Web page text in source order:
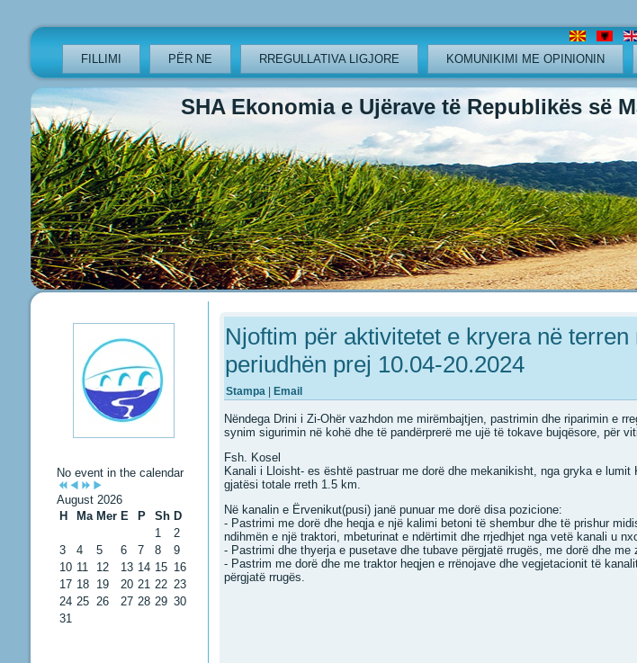
FILLIMI PËR NE RREGULLATIVA LIGJORE KOMUNIKIMI ME OPINIONIN
SHA Ekonomia e Ujërave të Republikës së
No event in the calendar
August 2026
H
Ma Mer E P Sh D
1
2
3
4 5 6 7 8
9
10 11 12 13 14 15 16
17 18 19 20 21 22 23
24 25 26 27 28 29 30
31
Njoftim për aktivitetet e kryera në
periudhën prej 10.04-20.2024
Stampa Email
Nëndega Drini i Zi-Ohër vazhdon me mirëmbajtjen, pastrimin dhe riparimin e
synim sigurimin në kohë dhe të pandërprerë me ujë të tokave bujqësore, për
Fsh. Kosel
Kanali i Lloisht- es është pastruar me dorë dhe mekanikisht, nga gryka e
gjatësi totale rreth 1.5 km.
Në kanalin e Ërvenikut(pusi) janë punuar me dorë disa pozicione:
- Pastrimi me dorë dhe heqja e një kalimi betoni të shembur dhe të prishur
ndihmën e një traktori, mbeturinat e ndërtimit dhe rrjedhjet nga vetë kanali u
- Pastrimi dhe thyerja e pusetave dhe tubave përgjatë rrugës, me dorë dhe
- Pastrim me dorë dhe me traktor heqjen e rrënojave dhe vegjetacionit të
përgjatë rrugës.